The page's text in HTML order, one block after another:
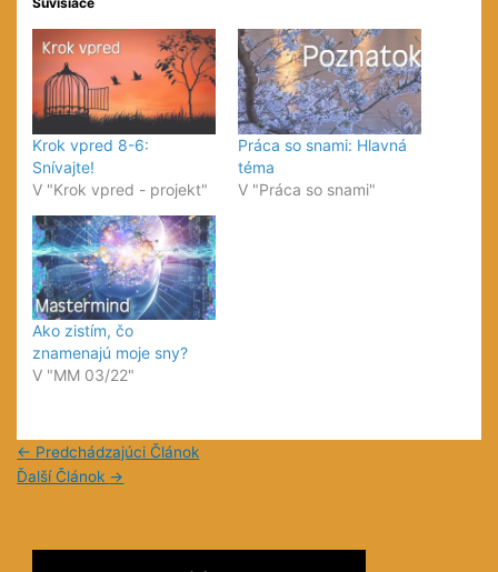
Krok vpred 8-6:
Snívajte!
V "Krok vpred - projekt"
Práca so snami: Hlavná
téma
V "Práca so snami"
Ako zistím, čo
znamenajú moje sny?
V "MM 03/22"
← Predchádzajúci Článok
Ďalší Článok →